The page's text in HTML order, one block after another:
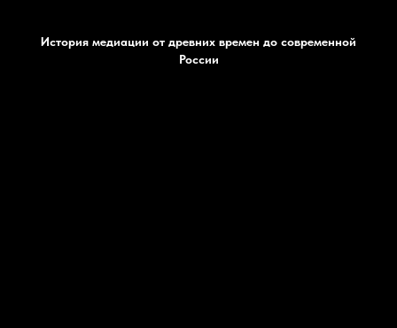
История медиации от древних времен до современной
России